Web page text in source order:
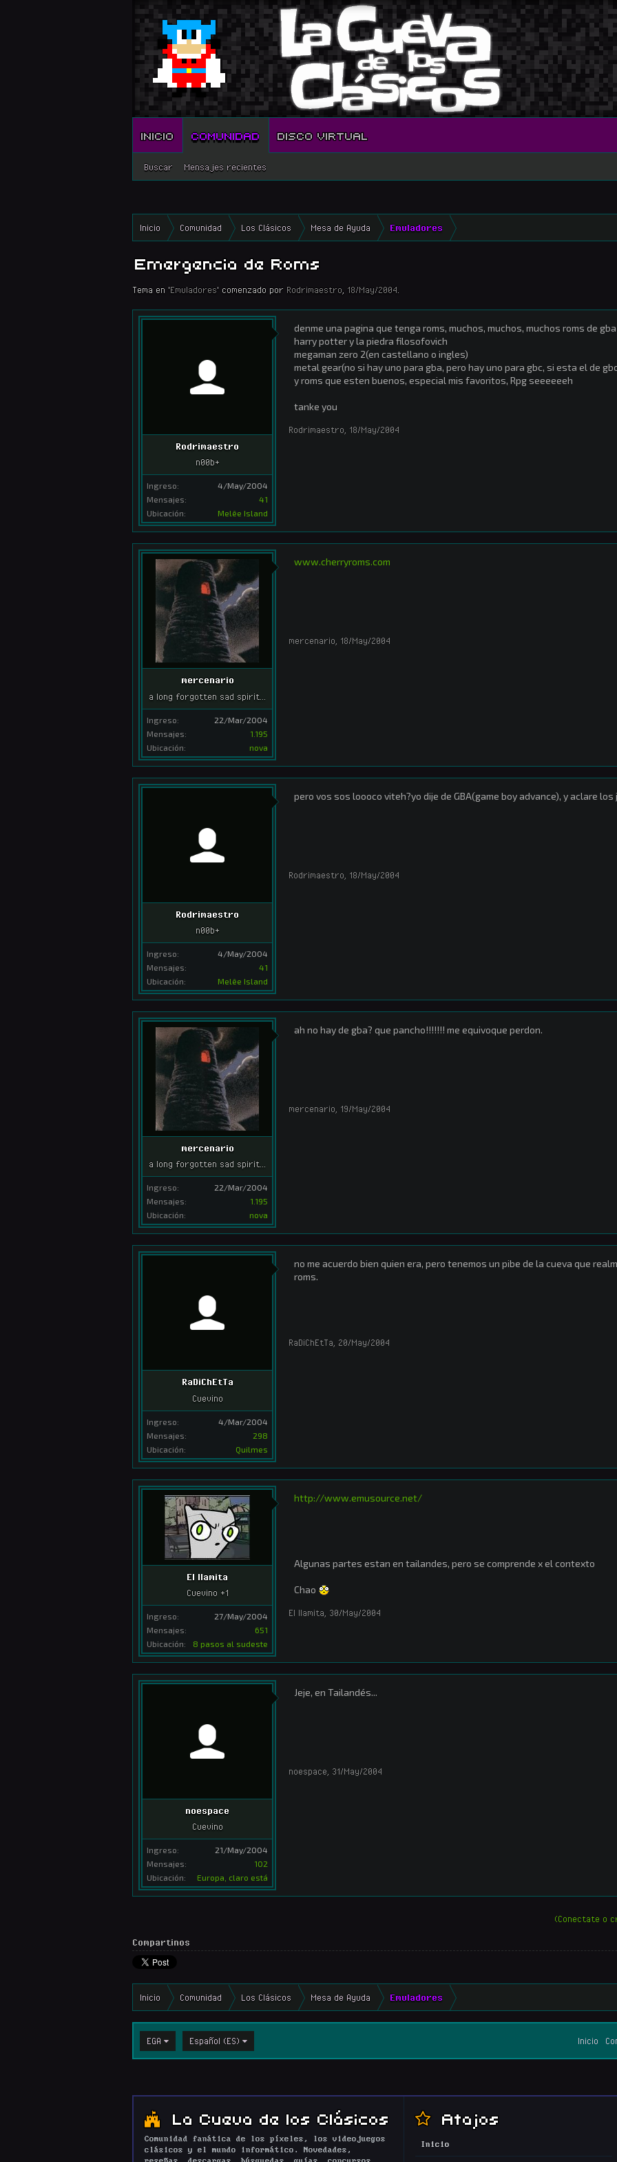
INICIO COMUNIDAD
Buscar Mensajes recientes
DISCO VIRTUAL
Inicio Comunidad Los Clásicos Mesa de Ayuda Emuladores
Emergencia de Roms
Tema en 'Emuladores' comenzado por Rodrimaestro 18/May/2004
Rodrimaestro
n00b+
Ingreso:
4/May/2004
Mensajes:
41
Ubicación:
Melêe Island
denme una pagina que tenga roms, muchos, muchos, muchos roms de
harry potter y la piedra filosofovich
megaman zero 2(en castellano o ingles)
metal gear(no si hay uno para gba, pero hay uno para gbc, si esta el de
y roms que esten buenos, especial mis favoritos, Rpg seeeeeeh
tanke you
Rodrimaestro 18/May/2004
mercenario
a long forgotten sad spirit...
Ingreso:
22/Mar/2004
Mensajes:
1.195
Ubicación:
nova
www.cherryroms.com
mercenario, 18/May/2004
Rodrimaestro
n00b+
Ingreso:
4/May/2004
Mensajes:
41
Ubicación:
Melêe Island
pero vos sos loooco viteh?yo dije de GBA(game boy advance), y aclare
Rodrimaestro 18/May/2004
mercenario
a long forgotten sad spirit...
Ingreso:
22/Mar/2004
Mensajes:
1.195
Ubicación:
nova
ah no hay de gba? que pancho!!!!!!! me equivoque perdon.
mercenario 19/May/2004
RaDiChEtTa
Cuevino
Ingreso:
4/Mar/2004
Mensajes:
298
Ubicación:
Quilmes
no me acuerdo bien quien era, pero tenemos un pibe de la cueva que
roms.
RaDiChEtTa, 20/May/2004
El llamita
Cuevino +1
Ingreso:
27/May/2004
Mensajes:
651
Ubicación:
8 pasos al sudeste
http://www.emusource.net/
Algunas partes estan en tailandes, pero se comprende x el contexto
Chao
El llamita 30/May/2004
noespace
Cuevino
Ingreso:
21/May/2004
Mensajes:
102
Ubicación:
Europa, claro está
Jeje, en Tailandés...
noespace 31/May/2004
(Conectate o
Compartinos
Inicio Comunidad Los Clásicos Mesa de Ayuda Emuladores
EGA Español (ES) Inicio
La Cueva de los Clásicos
Comunidad fanática de los píxeles, los videojuegos
clásicos y el mundo informático. Novedades,
Atajos
Inicio